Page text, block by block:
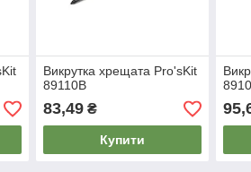
Викрутка хрещата Pro'sKit
89110B
83,49₴
Купити